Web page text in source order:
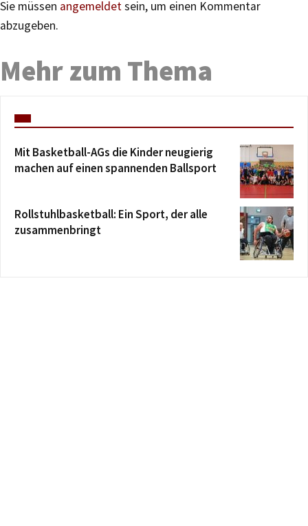
Sie müssen angemeldetsein, um einen Kommentar
abzugeben.
Mehr zum Thema
Mit Basketball-AGs die Kinder neugierig
machen auf einen spannenden Ballsport
Rollstuhlbasketball: Ein Sport, der alle
zusammenbringt